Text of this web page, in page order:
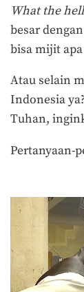
What the
besar
bisa mijit apa
Atau selain
Indonesia
Tuhan,
Pertanyaan-